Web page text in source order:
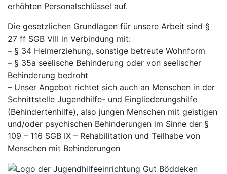
erhöhten Personalschlüssel auf.
Die gesetzlichen Grundlagen für unsere Arbeit sind §
27 ff SGB VIII in Verbindung mit:
– § 34 Heimerziehung, sonstige betreute Wohnform
– § 35a seelische Behinderung oder von seelischer
Behinderung bedroht
– Unser Angebot richtet sich auch an Menschen in der
Schnittstelle Jugendhilfe- und Eingliederungshilfe
(Behindertenhilfe), also jungen Menschen mit geistigen
und/oder psychischen Behinderungen im Sinne der §
109 – 116 SGB IX – Rehabilitation und Teilhabe von
Menschen mit Behinderungen